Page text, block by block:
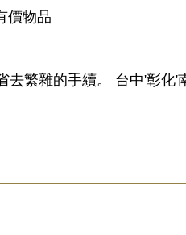
價物品
繁雜的手續。 台中'彰化'